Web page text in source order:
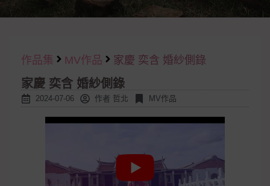
作品集 MV作品 家慶 奕含 婚紗側錄
家慶 奕含 婚紗側錄
2024-07-06 作者 哲北 MV作品